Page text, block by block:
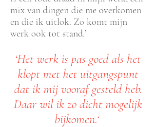
mix van dingen die me overkomen
en die ik uitlok. Zo komt mijn
werk ook tot stand.’
‘Het werk is pas goed als het
klopt met het uitgangspunt
dat ik mij vooraf gesteld heb.
Daar wil ik zo dicht mogelijk
bijkomen.‘